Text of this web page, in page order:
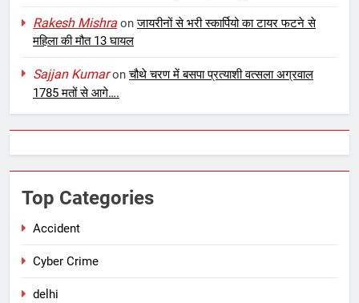
Rakesh Mishra onजायरीनों से भरी स्कार्पियो का टायर फटने से
महिला की मौत 13 घायल
Sajjan Kumaronचौथे चरण में बसपा प्रत्याशी वत्सला अग्रवाल
1785 मतों से आगे….
Top Categories
Accident
Cyber Crime
delhi